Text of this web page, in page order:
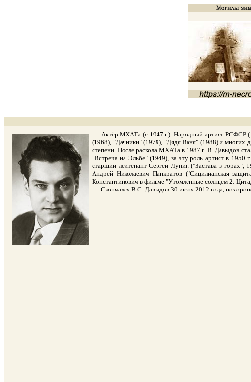
Актёр МХАТа (с 1947 г.). Народный артист РСФСР
(1968), "Дачники" (1979), "Дядя Ваня" (1988) и многих
степени. После раскола МХАТа в 1987 г. В. Давыдов
"Встреча на Эльбе" (1949), за эту роль артист в 1950
старший лейтенант Сергей Лунин ("Застава в
Андрей Николаевич Панкратов ("Сицилианская
Константинович в фильме "Утомленные солнцем 2:
Скончался В.С. Давыдов 30 июня 2012 года,